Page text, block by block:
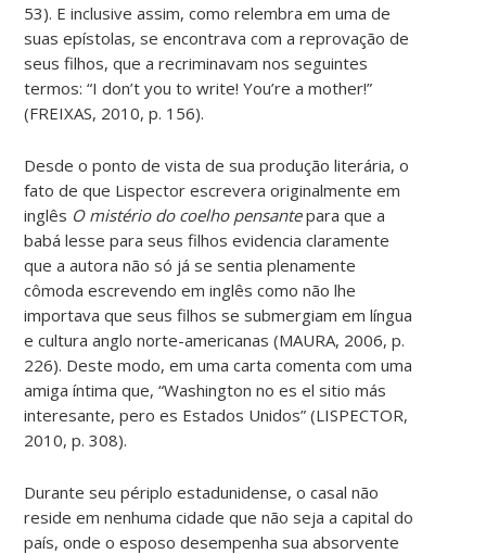
53). E inclusive assim, como relembra em uma de
suas epístolas, se encontrava com a reprovação de
seus filhos, que a recriminavam nos seguintes
termos: “I don’t you to write! You’re a mother!”
(FREIXAS, 2010, p. 156).
Desde o ponto de vista de sua produção literária, o
fato de que Lispector escrevera originalmente em
inglês O mistério do coelho pensantepara que a
babá lesse para seus filhos evidencia claramente
que a autora não só já se sentia plenamente
cômoda escrevendo em inglês como não lhe
importava que seus filhos se submergiam em língua
e cultura anglo norte-americanas (MAURA, 2006, p.
226). Deste modo, em uma carta comenta com uma
amiga íntima que, “Washington no es el sitio más
interesante, pero es Estados Unidos” (LISPECTOR,
2010, p. 308).
Durante seu périplo estadunidense, o casal não
reside em nenhuma cidade que não seja a capital do
país, onde o esposo desempenha sua absorvente